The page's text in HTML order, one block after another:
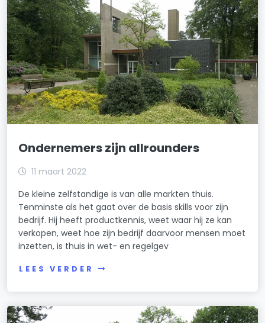
Ondernemers zijn allrounders
11 maart 2022
De kleine zelfstandige is van alle markten thuis.
Tenminste als het gaat over de basis skills voor zijn
bedrijf. Hij heeft productkennis, weet waar hij ze kan
verkopen, weet hoe zijn bedrijf daarvoor mensen moet
inzetten, is thuis in wet- en regelgev
LEES VERDER